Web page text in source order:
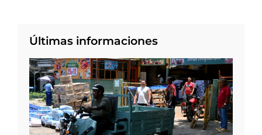
Últimas informaciones